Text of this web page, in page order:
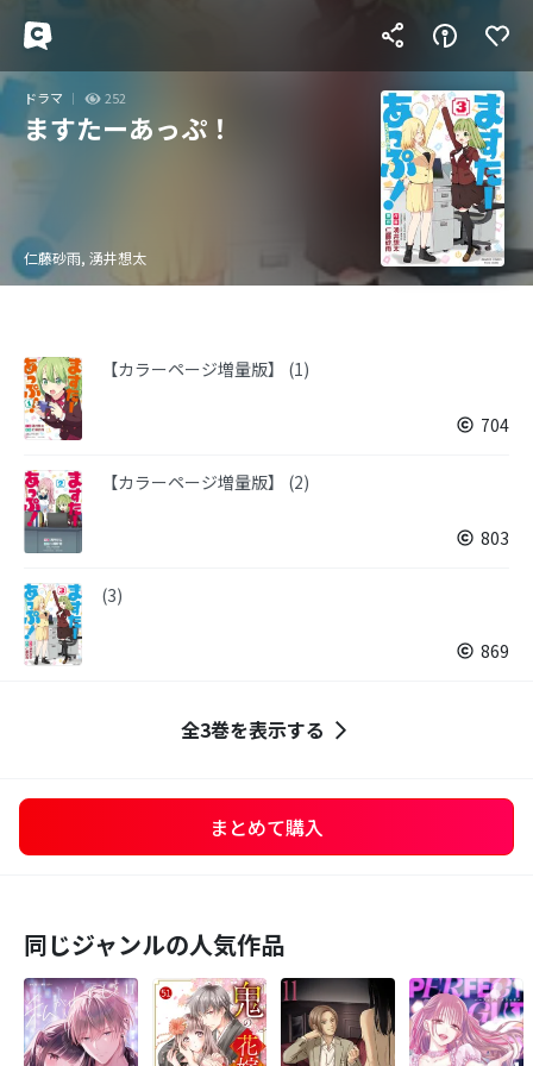
ドラマ 252
ますたーあっぷ！
仁藤砂雨, 湧井想太
【カラーページ増量版】 (1)
704
【カラーページ増量版】 (2)
803
(3)
869
全3巻を表示する
まとめて購入
同じジャンルの人気作品